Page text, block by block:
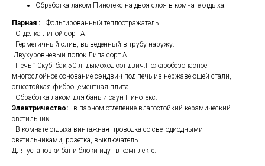
Обработка лаком Пинотекс на двоя слоя в комнате отдыха.
Парная :
Фольгированный теплоотражатель.
Отделка липой сорт А.
Герметичный слив, выведенный в трубу наружу.
Двухуровневый полок Липа сорт А.
Печь 10куб, бак 50 л, дымоход сэндвич.Пожаробезопасное
многослойное основание-сэндвич под печь из нержавеющей стали,
огнестойкая фиброцементная плита.
Обработка лаком для бань и саун Пинотекс.
Электричество:
в парном отделение влагостойкий керамический
светильник.
В комнате отдыха винтажная проводка со светодиодными
светильниками, розетка, выключатель.
Для установки бани блоки идут в комплекте.